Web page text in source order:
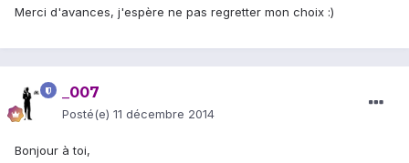
Merci d'avances, j'espère ne pas regretter mon choix :)
_007
Posté(e) 11 décembre 2014
Bonjour à toi,